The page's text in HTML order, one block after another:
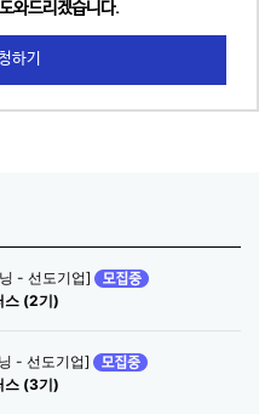
와드리겠습니다.
하기
- 선도기업]
스 (2기)
- 선도기업]
스 (3기)